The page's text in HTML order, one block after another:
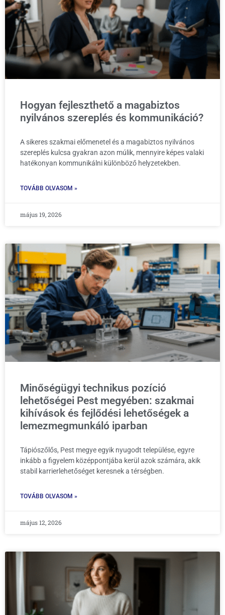
Hogyan fejleszthető a magabiztos
nyilvános szereplés és kommunikáció?
A sikeres szakmai előmenetel és a magabiztos nyilvános
szereplés kulcsa gyakran azon múlik, mennyire képes valaki
hatékonyan kommunikálni különböző helyzetekben.
TOVÁBB OLVASOM »
május 19, 2026
Minőségügyi technikus pozíció
lehetőségei Pest megyében: szakmai
kihívások és fejlődési lehetőségek a
lemezmegmunkáló iparban
Tápiószőlős, Pest megye egyik nyugodt települése, egyre
inkább a figyelem középpontjába kerül azok számára, akik
stabil karrierlehetőséget keresnek a térségben.
TOVÁBB OLVASOM »
május 12, 2026